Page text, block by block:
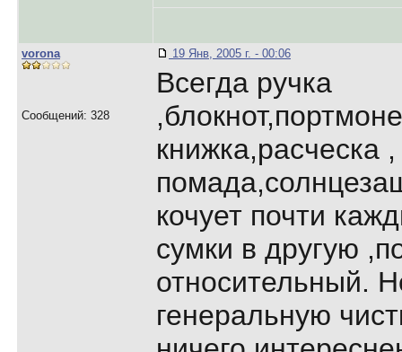
vorona
Сообщений: 328
19 Янв, 2005 г. - 00:06
Всегда ручка
книжка,расческа ,
кочует почти
сумки в другую
относительный.
генеральную